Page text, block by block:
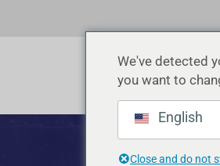
We've detected
you want to
English
Close and do not